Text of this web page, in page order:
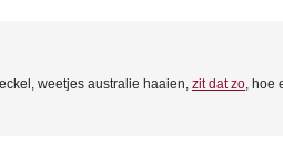
weetjes australie haaien, zit dat zo, hoe